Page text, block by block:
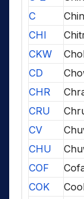
C
CHI
CKW
CD
CHR
CRU
CV
CHU
COF
COK